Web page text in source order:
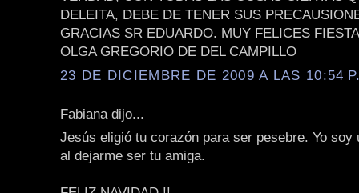
DELEITA, DEBE DE TENER SUS
GRACIAS SR EDUARDO. MUY FELICES
OLGA GREGORIO DE DEL CAMPILLO
23 DE DICIEMBRE DE 2009 A LAS 10:54
Fabiana dijo...
Jesús eligió tu corazón para ser pesebre. Yo soy
al dejarme ser tu amiga.